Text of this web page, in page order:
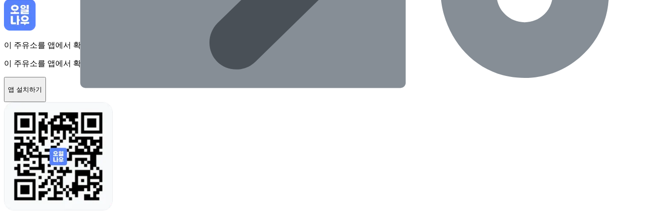
이 주유소를 앱에서 확인하고 최대 1만원 혜택을 받아보세요
이 주유소를 앱에서 확인하고 최대 1만원 혜택을 받아보세요
앱 설치하기